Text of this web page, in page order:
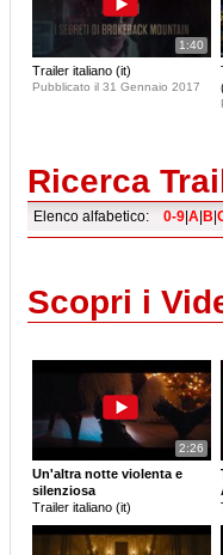
1:40
Trailer italiano (it)
Pubblicato il 31 Gennaio 2017
Ricerca
Elenco alfabetico: 0-9|A|B|
Scopri i
2:26
Un'altra notte violenta e
silenziosa
Trailer italiano (it)